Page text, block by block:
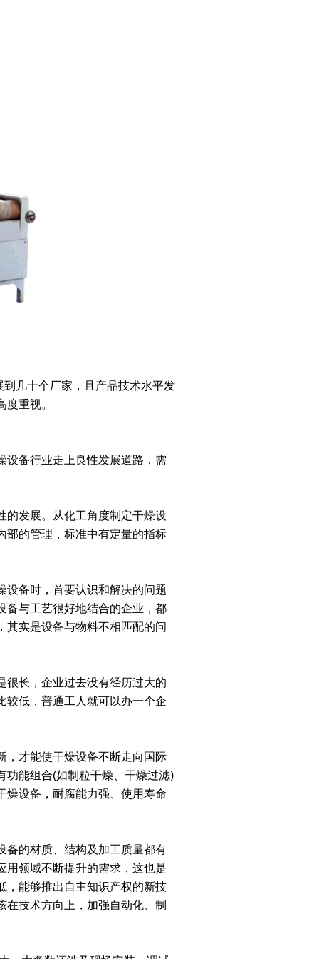
几十个厂家，且产品技术水平发
度重视。
备行业走上良性发展道路，需
发展。从化工角度制定干燥设
部的管理，标准中有定量的指标
备时，首要认识和解决的问题
备与工艺很好地结合的企业，都
其实是设备与物料不相匹配的问
长，企业过去没有经历过大的
较低，普通工人就可以办一个企
才能使干燥设备不断走向国际
功能组合(如制粒干燥、干燥过滤)
燥设备，耐腐能力强、使用寿命
的材质、结构及加工质量都有
用领域不断提升的需求，这也是
，能够推出自主知识产权的新技
技术方向上，加强自动化、制